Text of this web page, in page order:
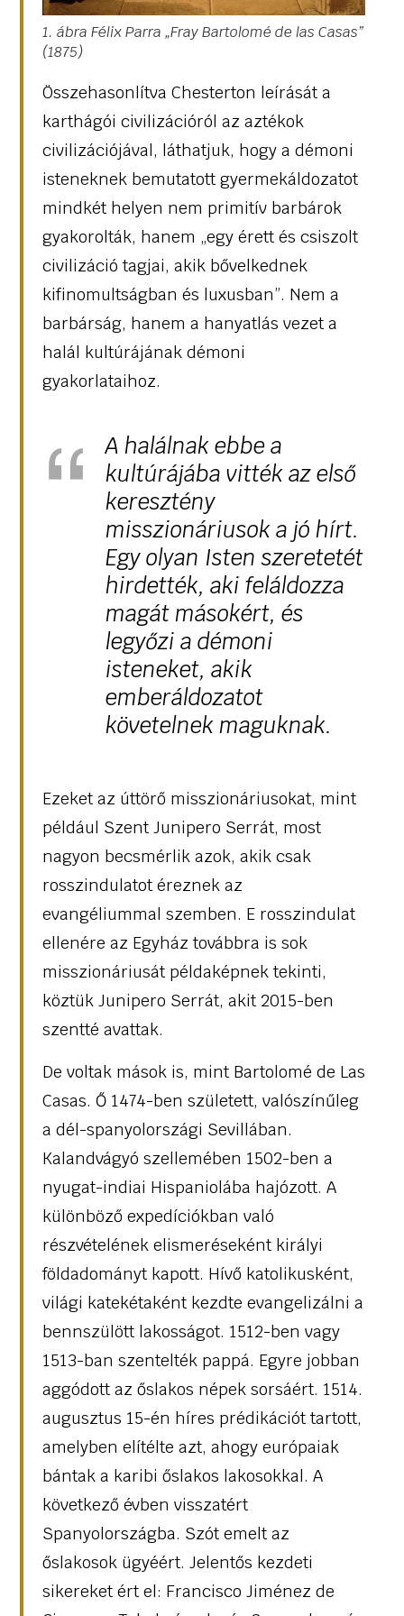
1. ábra Félix Parra „Fray Bartolomé de las Casas”
(1875)
Összehasonlítva Chesterton leírását a
karthágói civilizációról az aztékok
civilizációjával, láthatjuk, hogy a démoni
isteneknek bemutatott gyermekáldozatot
mindkét helyen nem primitív barbárok
gyakorolták, hanem „egy érett és csiszolt
civilizáció tagjai, akik bővelkednek
kifinomultságban és luxusban”. Nem a
barbárság, hanem a hanyatlás vezet a
halál kultúrájának démoni
gyakorlataihoz.
A halálnak ebbe a
kultúrájába vitték az első
keresztény
misszionáriusok a jó hírt.
Egy olyan Isten szeretetét
hirdették, aki feláldozza
magát másokért, és
legyőzi a démoni
isteneket, akik
emberáldozatot
követelnek maguknak.
Ezeket az úttörő misszionáriusokat, mint
például Szent Junipero Serrát, most
nagyon becsmérlik azok, akik csak
rosszindulatot éreznek az
evangéliummal szemben. E rosszindulat
ellenére az Egyház továbbra is sok
misszionáriusát példaképnek tekinti,
köztük Junipero Serrát, akit 2015-ben
szentté avattak.
De voltak mások is, mint Bartolomé de Las
Casas. Ő 1474-ben született, valószínűleg
a dél-spanyolországi Sevillában.
Kalandvágyó szellemében 1502-ben a
nyugat-indiai Hispaniolába hajózott. A
különböző expedíciókban való
részvételének elismeréseként királyi
földadományt kapott. Hívő katolikusként,
világi katekétaként kezdte evangelizálni a
bennszülött lakosságot. 1512-ben vagy
1513-ban szentelték pappá. Egyre jobban
aggódott az őslakos népek sorsáért. 1514.
augusztus 15-én híres prédikációt tartott,
amelyben elítélte azt, ahogy európaiak
bántak a karibi őslakos lakosokkal. A
következő évben visszatért
Spanyolországba. Szót emelt az
őslakosok ügyéért. Jelentős kezdeti
sikereket ért el: Francisco Jiménez de